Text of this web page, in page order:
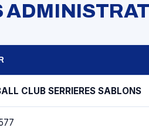
CLUB SERRIERES SABLONS